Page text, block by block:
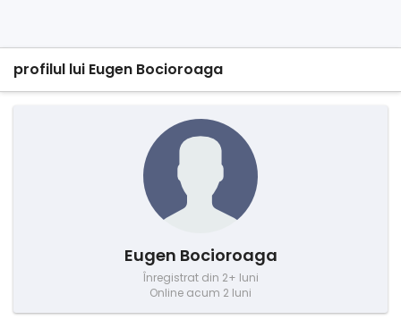
profilul lui Eugen Bocioroaga
Eugen Bocioroaga
Înregistrat din 2+ luni
Online acum 2 luni